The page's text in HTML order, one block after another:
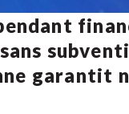
garantit